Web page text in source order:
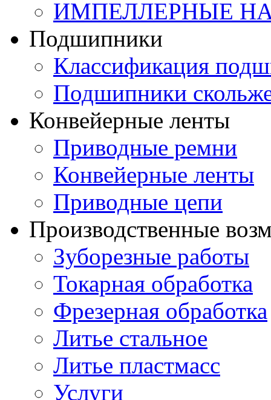
ИМПЕЛЛЕРНЫЕ
Подшипники
Классификация
Подшипники
Конвейерные ленты
Приводные ремни
Конвейерные ленты
Приводные цепи
Производственные
Зуборезные работы
Токарная обработка
Фрезерная обработка
Литье стальное
Литье пластмасс
Услуги